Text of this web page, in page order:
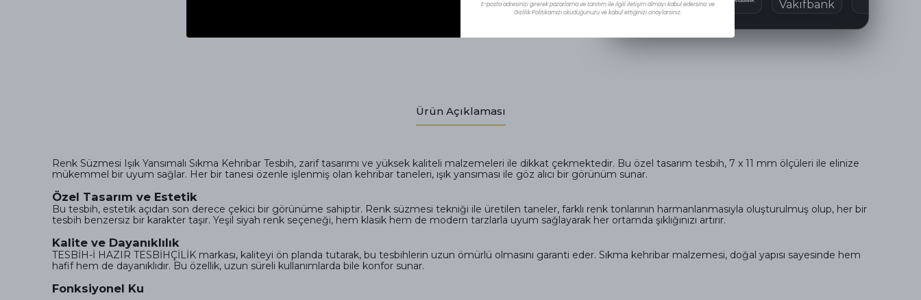
Ürün Açıklaması
Renk Süzmesi Işık Yansımalı Sıkma Kehribar Tesbih, zarif tasarımı ve yüksek kaliteli malzemeleri ile dikkat çekmektedir. Bu özel tasarım tesbih, 7 x 11 mm ölçüleri ile elinize
mükemmel bir uyum sağlar. Her bir tanesi özenle işlenmiş olan kehribar taneleri, ışık yansıması ile göz alıcı bir görünüm sunar.
Özel Tasarım ve Estetik
Bu tesbih, estetik açıdan son derece çekici bir görünüme sahiptir. Renk süzmesi tekniği ile üretilen taneler, farklı renk tonlarının harmanlanmasıyla oluşturulmuş olup, her bir
tesbih benzersiz bir karakter taşır. Yeşil siyah renk seçeneği, hem klasik hem de modern tarzlarla uyum sağlayarak her ortamda şıklığınızı artırır.
Kalite ve Dayanıklılık
TESBİH-İ HAZIR TESBİHÇİLİK markası, kaliteyi ön planda tutarak, bu tesbihlerin uzun ömürlü olmasını garanti eder. Sıkma kehribar malzemesi, doğal yapısı sayesinde hem
hafif hem de dayanıklıdır. Bu özellik, uzun süreli kullanımlarda bile konfor sunar.
Fonksiyonel Ku
E-posta adresinizi girerek pazarlama ve tanıtım ile ilgili iletişim almayı kabul edersiniz ve
Gizlilik Politikamızı okuduğunuzu ve kabul ettiğinizi onaylarsınız.